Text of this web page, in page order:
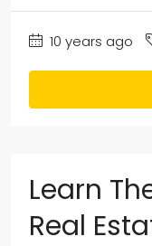
10 years ago
Learn
Real